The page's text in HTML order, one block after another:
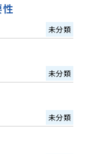
未分類
未分類
未分類